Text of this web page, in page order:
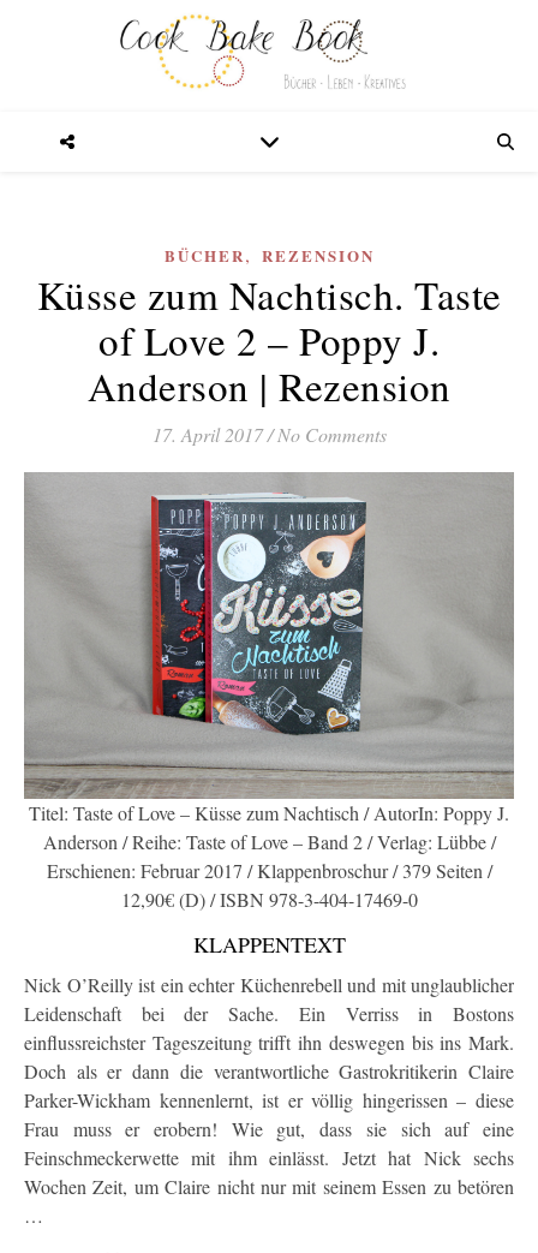
BÜCHER, REZENSION
Küsse zum Nachtisch. Taste
of Love 2 – Poppy J.
Anderson | Rezension
17. April 2017/ No Comments
Titel: Taste of Love – Küsse zum Nachtisch / AutorIn: Poppy J.
Anderson / Reihe: Taste of Love – Band 2 / Verlag: Lübbe /
Erschienen: Februar 2017 / Klappenbroschur / 379 Seiten /
12,90€ (D) / ISBN 978-3-404-17469-0
KLAPPENTEXT
Nick O’Reilly ist ein echter Küchenrebell und mit unglaublicher
Leidenschaft bei der Sache. Ein Verriss in Bostons
einflussreichster Tageszeitung trifft ihn deswegen bis ins Mark.
Doch als er dann die verantwortliche Gastrokritikerin Claire
Parker-Wickham kennenlernt, ist er völlig hingerissen – diese
Frau muss er erobern! Wie gut, dass sie sich auf eine
Feinschmeckerwette mit ihm einlässt. Jetzt hat Nick sechs
Wochen Zeit, um Claire nicht nur mit seinem Essen zu betören
…